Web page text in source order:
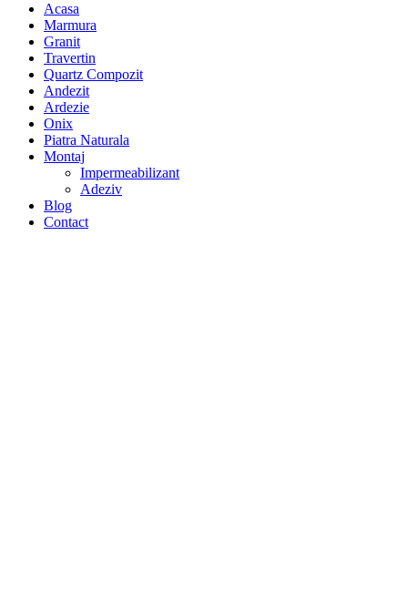
Acasa
Marmura
Granit
Travertin
Quartz Compozit
Andezit
Ardezie
Onix
Piatra Naturala
Montaj
Impermeabilizant
Adeziv
Blog
Contact